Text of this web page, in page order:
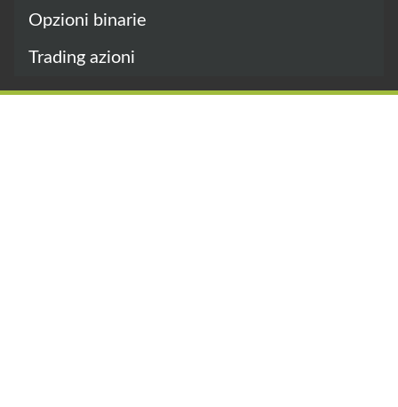
Opzioni binarie
Trading azioni